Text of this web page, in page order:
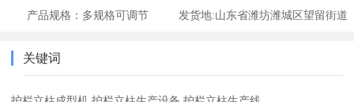
产品规格： 多规格可调节 发货地:山东省潍坊潍城区望留街道
关键词